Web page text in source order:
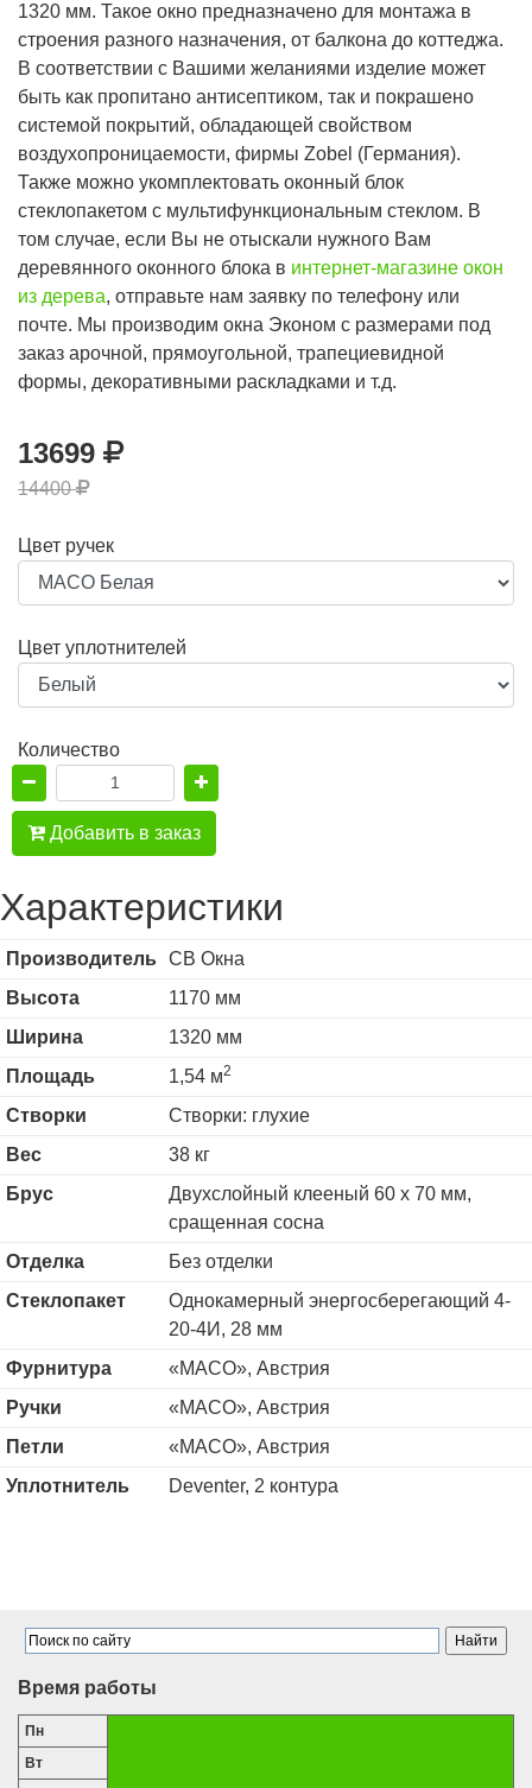
1320 мм. Такое окно предназначено для монтажа в
строения разного назначения, от балкона до коттеджа.
В соответствии с Вашими желаниями изделие может
быть как пропитано антисептиком, так и покрашено
системой покрытий, обладающей свойством
воздухопроницаемости, фирмы Zobel (Германия).
Также можно укомплектовать оконный блок
стеклопакетом с мультифункциональным стеклом. В
том случае, если Вы не отыскали нужного Вам
деревянного оконного блока в интернет-магазине окон
из дерева, отправьте нам заявку по телефону или
почте. Мы производим окна Эконом с размерами под
заказ арочной, прямоугольной, трапециевидной
формы, декоративными раскладками и т.д.
13699
14400
Цвет ручек
Цвет уплотнителей
Количество
Добавить в заказ
Характеристики
Производитель
СВ Окна
Высота
1170 мм
Ширина
1320 мм
Площадь
1,54 м2
Створки
Створки: глухие
Вес
38 кг
Брус
Двухслойный клееный 60 х 70 мм,
сращенная сосна
Отделка
Без отделки
Стеклопакет
Однокамерный энергосберегающий 4-
20-4И, 28 мм
Фурнитура
«MACO», Австрия
Ручки
«MACO», Австрия
Петли
«MACO», Австрия
Уплотнитель
Deventer, 2 контура
Время работы
Пн
Вт